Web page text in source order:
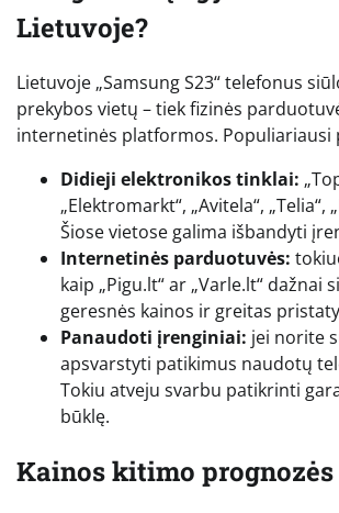
Lietuvoje?
Lietuvoje „Samsung S23“ telefonus
prekybos vietų – tiek fizinės
internetinės platformos. Populiariausi
Didieji elektronikos tinklai:
„Elektromarkt“, „Avitela“, „Telia“,
Šiose vietose galima išbandyti
Internetinės parduotuvės:
kaip „Pigu.lt“ ar „Varle.lt“ dažnai
geresnės kainos ir greitas
Panaudoti įrenginiai: jei norite
apsvarstyti patikimus naudotų
Tokiu atveju svarbu patikrinti
būklę.
Kainos kitimo prognozės